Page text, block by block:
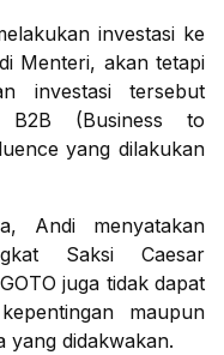
investasi ke
Menteri, akan tetapi
investasi tersebut
B2B (Business to
yang dilakukan
Andi menyatakan
Saksi Caesar
juga tidak dapat
maupun
yang didakwakan.